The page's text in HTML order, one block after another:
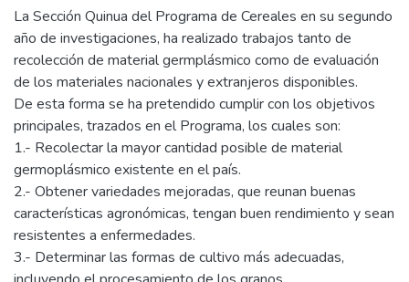
La Sección Quinua del Programa de Cereales en su segundo
año de investigaciones, ha realizado trabajos tanto de
recolección de material germplásmico como de evaluación
de los materiales nacionales y extranjeros disponibles.
De esta forma se ha pretendido cumplir con los objetivos
principales, trazados en el Programa, los cuales son:
1.- Recolectar la mayor cantidad posible de material
germoplásmico existente en el país.
2.- Obtener variedades mejoradas, que reunan buenas
características agronómicas, tengan buen rendimiento y sean
resistentes a enfermedades.
3.- Determinar las formas de cultivo más adecuadas,